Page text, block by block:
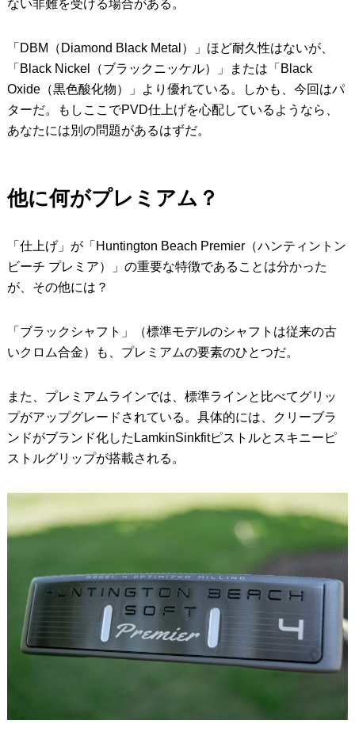
ない非難を受ける場合がある。
「DBM（Diamond Black Metal）」ほど耐久性はないが、
「Black Nickel（ブラックニッケル）」または「Black
Oxide（黒色酸化物）」より優れている。しかも、今回はパ
ターだ。もしここでPVD仕上げを心配しているようなら、
あなたには別の問題があるはずだ。
他に何がプレミアム？
「仕上げ」が「Huntington Beach Premier（ハンティントン
ビーチ プレミア）」の重要な特徴であることは分かった
が、その他には？
「ブラックシャフト」（標準モデルのシャフトは従来の古
いクロム合金）も、プレミアムの要素のひとつだ。
また、プレミアムラインでは、標準ラインと比べてグリッ
プがアップグレードされている。具体的には、クリーブラ
ンドがブランド化したLamkinSinkfitピストルとスキニーピ
ストルグリップが搭載される。